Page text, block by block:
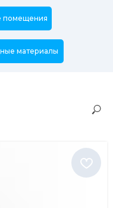
помещения
материалы